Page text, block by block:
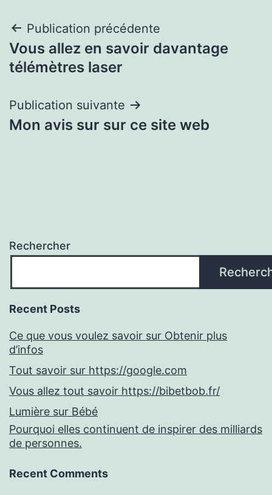
Navigation
de
Publication précédente
Vous allez en savoir davantage
télémètres laser
Publication suivante
Mon avis sur sur ce site web
Rechercher
Recent Posts
Ce que vous voulez savoir sur Obtenir plus
d’infos
Tout savoir sur https://google.com
Vous allez tout savoir https://bibetbob.fr/
Lumière sur Bébé
Pourquoi elles continuent de inspirer des milliards
de personnes.
Recent Comments